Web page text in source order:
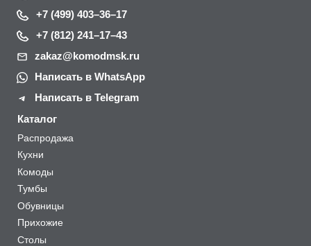
+7 (499) 403–36–17
+7 (812) 241–17–43
zakaz@komodmsk.ru
Написать в WhatsApp
Написать в Telegram
Каталог
Распродажа
Кухни
Комоды
Тумбы
Обувницы
Прихожие
Столы